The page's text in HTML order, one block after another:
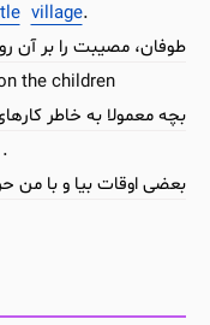
village.
طوفان، مصیبت را بر آن
the children
بچه معمولا به خاطر
.
بعضی اوقات بیا و با من